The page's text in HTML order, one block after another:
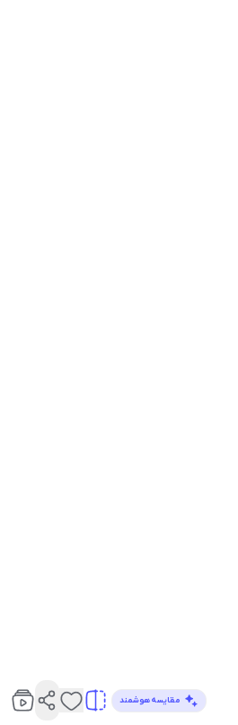
مقایسه هوشمند